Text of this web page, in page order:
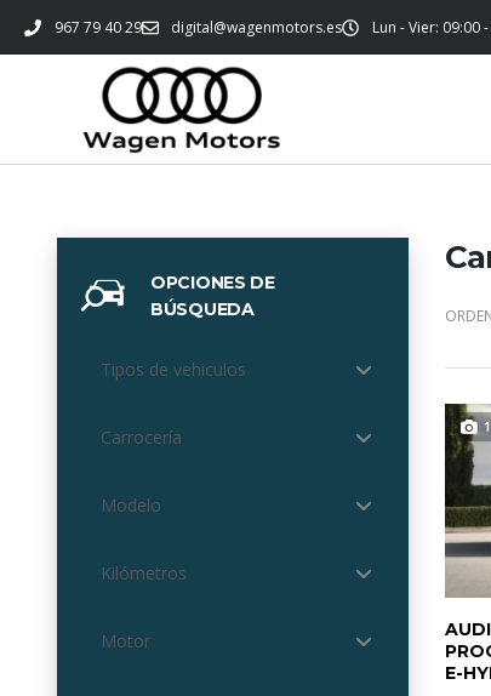
967 79 40 29 digital@wagenmotors.es Lun - Vier: 09:00
OPCIONES DE
BÚSQUEDA
Tipos de vehiculos
Carrocería
Modelo
Kilómetros
Motor
E-